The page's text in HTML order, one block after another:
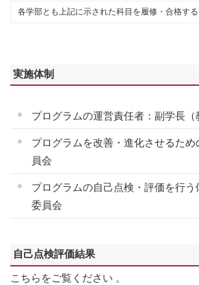
各学部とも上記に示された科目を履修・合格する
実施体制
プログラムの運営責任者：副学長（
プログラムを改善・進化させるた
員会
プログラムの自己点検・評価を行
委員会
自己点検評価結果
こちらをご覧ください 。